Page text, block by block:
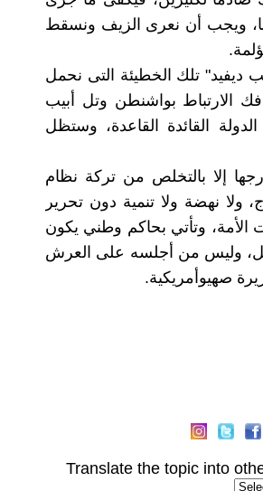
ويجب أن نعرى الزيف ونسقط
ديفيد" تلك الخطيئة التى نحمل
فك الارتباط بواشنطن وتل أبيب
القائدة القاعدة، وستظل
إلا بالتخلص من تركة نظام
ولا نهضة ولا تنمية دون تحرير
الأمة، وتأتي بحاكم وطني يكون
وليس من أجلسه على العرش
صهيوأمريكية.
Translate the topic into